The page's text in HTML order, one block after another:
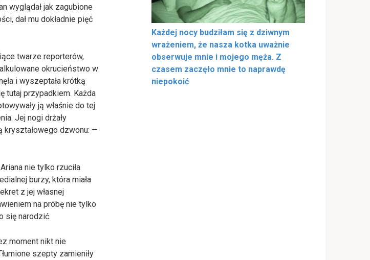
wyglądał jak zagubione
dał mu dokładnie pięć
twarze reporterów,
okrucieństwo w
i wyszeptała krótką
tutaj przypadkiem. Każda
ją właśnie do tej
Jej nogi drżały
kryształowego dzwonu: —
nie tylko rzuciła
burzy, która miała
z jej własnej
na próbę nie tylko
się narodzić.
moment nikt nie
szepty zamieniły
Każdej nocy budziłam się z dziwnym
wrażeniem, że nasza kotka uważnie
obserwuje mnie i mojego męża. Z
czasem zaczęło mnie to naprawdę
niepokoić